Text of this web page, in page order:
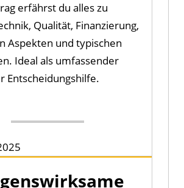
erfährst du alles zu
Qualität, Finanzierung,
Aspekten und typischen
Ideal als umfassender
Entscheidungshilfe.